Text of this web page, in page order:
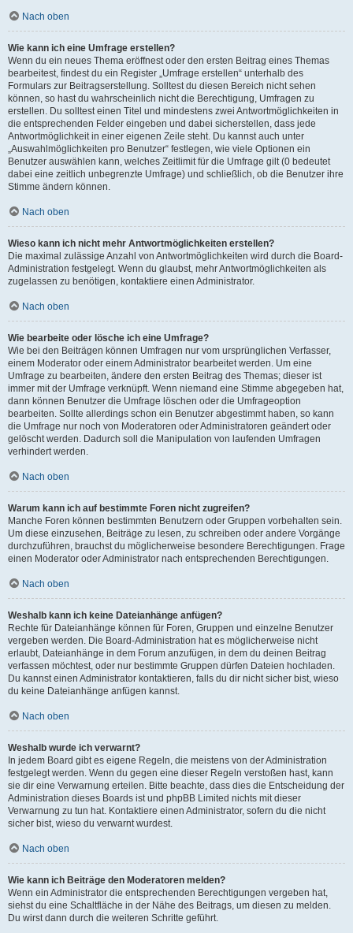
Nach oben
Wie kann ich eine Umfrage erstellen?
Wenn du ein neues Thema eröffnest oder den ersten Beitrag eines Themas
bearbeitest, findest du ein Register „Umfrage erstellen“ unterhalb des
Formulars zur Beitragserstellung. Solltest du diesen Bereich nicht sehen
können, so hast du wahrscheinlich nicht die Berechtigung, Umfragen zu
erstellen. Du solltest einen Titel und mindestens zwei Antwortmöglichkeiten in
die entsprechenden Felder eingeben und dabei sicherstellen, dass jede
Antwortmöglichkeit in einer eigenen Zeile steht. Du kannst auch unter
„Auswahlmöglichkeiten pro Benutzer“ festlegen, wie viele Optionen ein
Benutzer auswählen kann, welches Zeitlimit für die Umfrage gilt (0 bedeutet
dabei eine zeitlich unbegrenzte Umfrage) und schließlich, ob die Benutzer ihre
Stimme ändern können.
Nach oben
Wieso kann ich nicht mehr Antwortmöglichkeiten erstellen?
Die maximal zulässige Anzahl von Antwortmöglichkeiten wird durch die Board-
Administration festgelegt. Wenn du glaubst, mehr Antwortmöglichkeiten als
zugelassen zu benötigen, kontaktiere einen Administrator.
Nach oben
Wie bearbeite oder lösche ich eine Umfrage?
Wie bei den Beiträgen können Umfragen nur vom ursprünglichen Verfasser,
einem Moderator oder einem Administrator bearbeitet werden. Um eine
Umfrage zu bearbeiten, ändere den ersten Beitrag des Themas; dieser ist
immer mit der Umfrage verknüpft. Wenn niemand eine Stimme abgegeben hat,
dann können Benutzer die Umfrage löschen oder die Umfrageoption
bearbeiten. Sollte allerdings schon ein Benutzer abgestimmt haben, so kann
die Umfrage nur noch von Moderatoren oder Administratoren geändert oder
gelöscht werden. Dadurch soll die Manipulation von laufenden Umfragen
verhindert werden.
Nach oben
Warum kann ich auf bestimmte Foren nicht zugreifen?
Manche Foren können bestimmten Benutzern oder Gruppen vorbehalten sein.
Um diese einzusehen, Beiträge zu lesen, zu schreiben oder andere Vorgänge
durchzuführen, brauchst du möglicherweise besondere Berechtigungen. Frage
einen Moderator oder Administrator nach entsprechenden Berechtigungen.
Nach oben
Weshalb kann ich keine Dateianhänge anfügen?
Rechte für Dateianhänge können für Foren, Gruppen und einzelne Benutzer
vergeben werden. Die Board-Administration hat es möglicherweise nicht
erlaubt, Dateianhänge in dem Forum anzufügen, in dem du deinen Beitrag
verfassen möchtest, oder nur bestimmte Gruppen dürfen Dateien hochladen.
Du kannst einen Administrator kontaktieren, falls du dir nicht sicher bist, wieso
du keine Dateianhänge anfügen kannst.
Nach oben
Weshalb wurde ich verwarnt?
In jedem Board gibt es eigene Regeln, die meistens von der Administration
festgelegt werden. Wenn du gegen eine dieser Regeln verstoßen hast, kann
sie dir eine Verwarnung erteilen. Bitte beachte, dass dies die Entscheidung der
Administration dieses Boards ist und phpBB Limited nichts mit dieser
Verwarnung zu tun hat. Kontaktiere einen Administrator, sofern du die nicht
sicher bist, wieso du verwarnt wurdest.
Nach oben
Wie kann ich Beiträge den Moderatoren melden?
Wenn ein Administrator die entsprechenden Berechtigungen vergeben hat,
siehst du eine Schaltfläche in der Nähe des Beitrags, um diesen zu melden.
Du wirst dann durch die weiteren Schritte geführt.